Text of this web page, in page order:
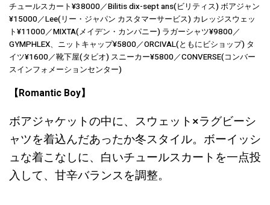
チュールスカート¥38000／Bilitis dix-sept ans(ビリティス) ボアジャン
¥15000／Lee(リー・ジャパン カスタマーサービス) カレッジスウェッ
ト¥11000／MIXTA(メイデン・カンパニー) ラガーシャツ¥9800／
GYMPHLEX、ニットキャップ¥5800／ORCIVAL(ともにビショップ) タ
イツ¥1600／靴下屋(タビオ) スニーカー¥5800／CONVERSE(コンバー
スインフォメーションセンター)
【Romantic Boy】
ボアジャケットの中に、スウェット×ラグビーシ
ャツを着込んだあったか冬スタイル。ボーイッシ
ュな着こなしに、白いチュールスカートを一点投
入して、甘辛バランスを調整。